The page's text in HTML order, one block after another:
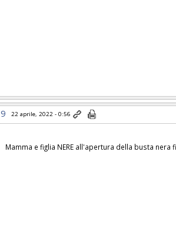
9 22 aprile, 2022 - 0:56
Mamma e figlia NERE all'apertura della busta nera